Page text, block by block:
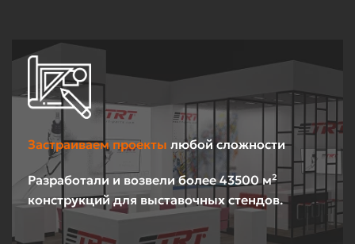
Застраиваем проекты любой сложности
Разработали и возвели более 43500 м²
конструкций для выставочных стендов.